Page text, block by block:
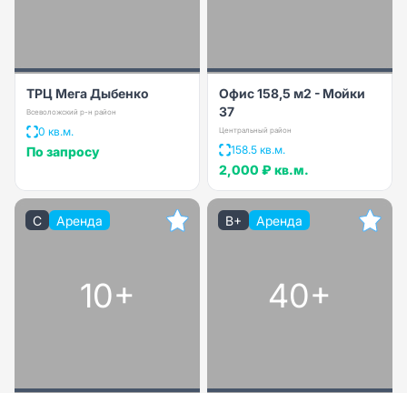
ТРЦ Мега Дыбенко
Всеволожский р-н район
0 кв.м.
По запросу
Офис 158,5 м2 - Мойки
37
Центральный район
158.5 кв.м.
2,000 ₽ кв.м.
C Аренда
10+
B+ Аренда
40+